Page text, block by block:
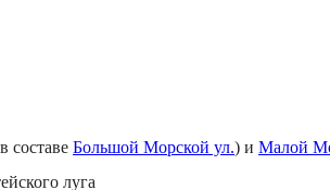
составе Большой Морской ул.) и Малой
луга